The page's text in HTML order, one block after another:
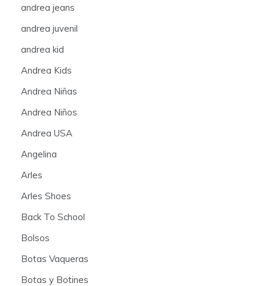
andrea jeans
andrea juvenil
andrea kid
Andrea Kids
Andrea Niñas
Andrea Niños
Andrea USA
Angelina
Arles
Arles Shoes
Back To School
Bolsos
Botas Vaqueras
Botas y Botines